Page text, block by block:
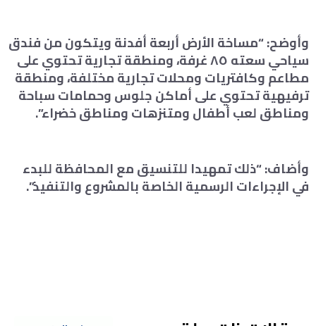
وأوضح: “مساخة الأرض أربعة أفدنة ويتكون من فندق
سياحي سعته ٨٥ غرفة، ومنطقة تجارية تحتوي على
مطاعم وكافتريات ومحلات تجارية مختلفة، ومنطقة
ترفيهية تحتوي على أماكن جلوس وحمامات سباحة
ومناطق لعب أطفال ومتنزهات ومناطق خضراء”.
وأضاف: “ذلك تمهيدا للتنسيق مع المحافظة للبدء
في الإجراءات الرسمية الخاصة بالمشروع والتنفيذ”.